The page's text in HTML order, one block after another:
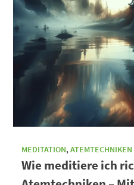
MEDITATION,ATEMTECHNIKEN
Wie meditiere ich